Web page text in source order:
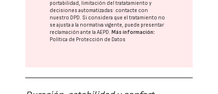
portabilidad, limitación del tratatamiento y
decisiones automatizadas: contacte con
nuestro DPD . Si considera que el tratamiento no
se ajusta a la normativa vigente, puede presentar
reclamación ante laAEPD .Más información:
Política de Protección de Datos